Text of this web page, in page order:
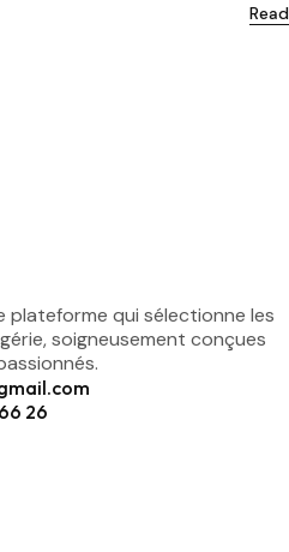
plateforme qui sélectionne les
soigneusement conçues
26